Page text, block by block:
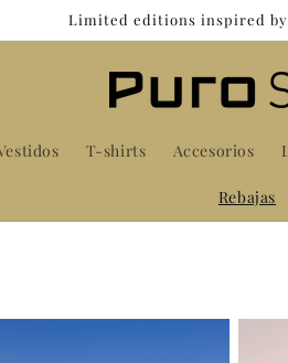
Limited editions inspired
T-shirts Accesorios
Rebajas